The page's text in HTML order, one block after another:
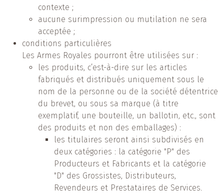
contexte ;
aucune surimpression ou mutilation ne sera
acceptée ;
conditions particulières
Les Armes Royales pourront être utilisées sur :
les produits, c’est-à-dire sur les articles
fabriqués et distribués uniquement sous le
nom de la personne ou de la société détentrice
du brevet, ou sous sa marque (à titre
exemplatif, une bouteille, un ballotin, etc., sont
des produits et non des emballages) :
les titulaires seront ainsi subdivisés en
deux catégories : la catégorie "P" des
Producteurs et Fabricants et la catégorie
"D" des Grossistes, Distributeurs,
Revendeurs et Prestataires de Services.